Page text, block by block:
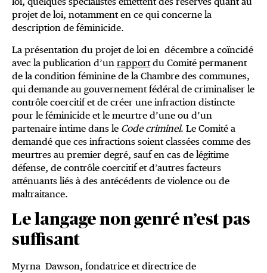
projet de loi, notamment en ce qui concerne la
description de féminicide.
La présentation du projet de loi en décembre a coïncidé
avec la publication d’un rapportdu Comité permanent
de la condition féminine de la Chambre des communes,
qui demande au gouvernement fédéral de criminaliser le
contrôle coercitif et de créer une infraction distincte
pour le féminicide et le meurtre d’une ou d’un
partenaire intime dans le Code criminel. Le Comité a
demandé que ces infractions soient classées comme des
meurtres au premier degré, sauf en cas de légitime
défense, de contrôle coercitif et d’autres facteurs
atténuants liés à des antécédents de violence ou de
maltraitance.
Le langage non genré n’est pas
suffisant
Myrna Dawson, fondatrice et directrice de